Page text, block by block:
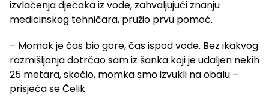
izvlačenja dječaka iz vode, zahvaljujući znanju
medicinskog tehničara, pružio prvu pomoć.
– Momak je čas bio gore, čas ispod vode. Bez ikakvog
razmišljanja dotrčao sam iz šanka koji je udaljen nekih
25 metara, skočio, momka smo izvukli na obalu –
prisjeća se Čelik.